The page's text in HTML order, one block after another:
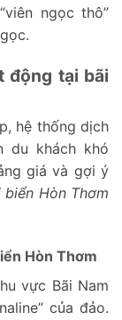
ngọc thô”
động tại bãi
hệ thống dịch
du khách khó
giá và gợi ý
biển Hòn Thơm
Hòn Thơm
vực Bãi Nam
của đảo.